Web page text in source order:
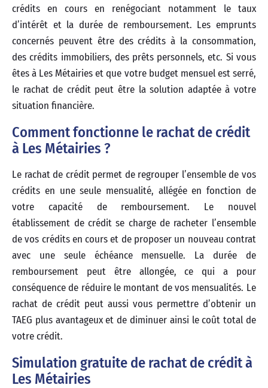
crédits en cours en renégociant notamment le taux
d’intérêt et la durée de remboursement. Les emprunts
concernés peuvent être des crédits à la consommation,
des crédits immobiliers, des prêts personnels, etc. Si vous
êtes à Les Métairies et que votre budget mensuel est serré,
le rachat de crédit peut être la solution adaptée à votre
situation financière.
Comment fonctionne le rachat de crédit
à Les Métairies ?
Le rachat de crédit permet de regrouper l’ensemble de vos
crédits en une seule mensualité, allégée en fonction de
votre capacité de remboursement. Le nouvel
établissement de crédit se charge de racheter l’ensemble
de vos crédits en cours et de proposer un nouveau contrat
avec une seule échéance mensuelle. La durée de
remboursement peut être allongée, ce qui a pour
conséquence de réduire le montant de vos mensualités. Le
rachat de crédit peut aussi vous permettre d’obtenir un
TAEG plus avantageux et de diminuer ainsi le coût total de
votre crédit.
Simulation gratuite de rachat de crédit à
Les Métairies